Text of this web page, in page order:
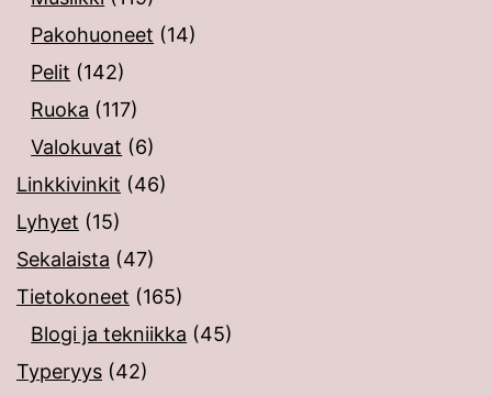
Pakohuoneet (14)
Pelit (142)
Ruoka (117)
Valokuvat (6)
Linkkivinkit (46)
Lyhyet (15)
Sekalaista (47)
Tietokoneet (165)
Blogi ja tekniikka (45)
Typeryys (42)